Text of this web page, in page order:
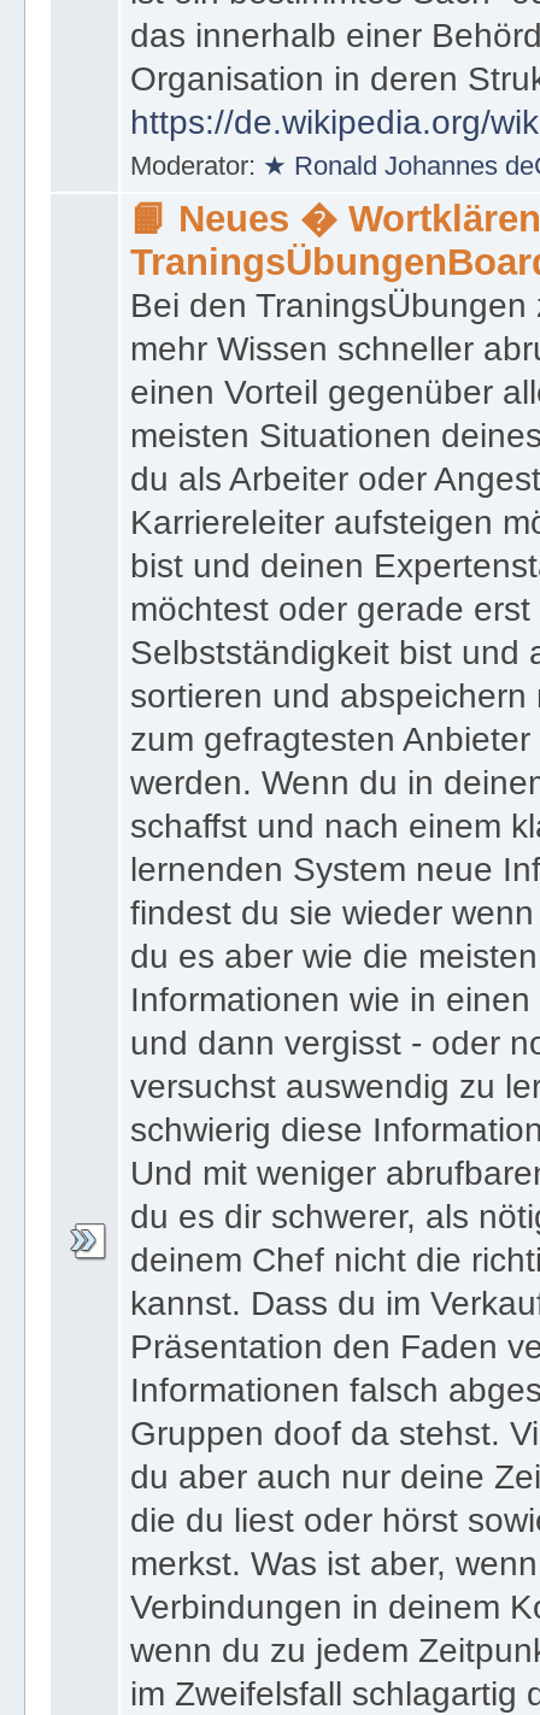
das innerhalb einer
Organisation in deren
https://de.wikipedia.org/
Moderator: ★ Ronald Johannes
📙 Neues �
Bei den
mehr Wissen schneller
einen Vorteil gegenüber
meisten Situationen
du als Arbeiter oder
Karriereleiter aufsteigen
bist und deinen
möchtest oder gerade
Selbstständigkeit bist und
sortieren und
zum gefragtesten
werden. Wenn du in
schaffst und nach einem
lernenden System neue
findest du sie wieder
du es aber wie die
Informationen wie in
und dann vergisst - oder
versuchst auswendig zu
schwierig diese
Und mit weniger
du es dir schwerer, als
deinem Chef nicht die
kannst. Dass du im
Präsentation den Faden
Informationen falsch
Gruppen doof da stehst.
du aber auch nur deine
die du liest oder hörst
merkst. Was ist aber,
Verbindungen in deinem
wenn du zu jedem
im Zweifelsfall schlagartig